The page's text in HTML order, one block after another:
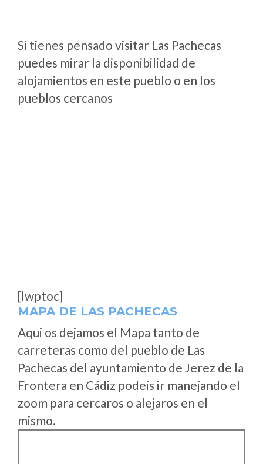
Si tienes pensado visitar Las Pachecas
puedes mirar la disponibilidad de
alojamientos en este pueblo o en los
pueblos cercanos
[lwptoc]
MAPA DE LAS PACHECAS
Aqui os dejamos el Mapa tanto de
carreteras como del pueblo de Las
Pachecas del ayuntamiento de Jerez de la
Frontera en Cádiz podeis ir manejando el
zoom para cercaros o alejaros en el
mismo.